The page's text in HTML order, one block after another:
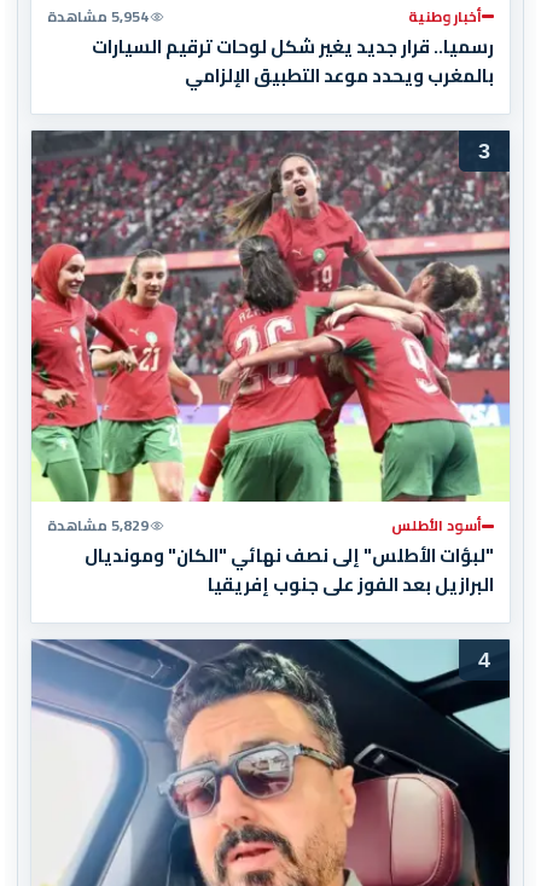
أخبار وطنية 5,954 مشاهدة
رسميا.. قرار جديد يغير شكل لوحات ترقيم السيارات
بالمغرب ويحدد موعد التطبيق الإلزامي
3
أسود الأطلس 5,829 مشاهدة
"لبؤات الأطلس" إلى نصف نهائي "الكان" ومونديال
البرازيل بعد الفوز على جنوب إفريقيا
4